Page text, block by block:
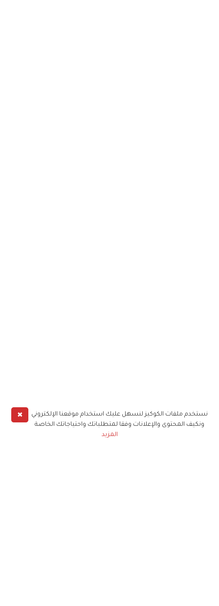
✖
نستخدم ملفات الكوكيز لنسهل عليك استخدام موقعنا الإلكتروني
ونكيف المحتوى والإعلانات وفقا لمتطلباتك واحتياجاتك الخاصة
المزيد